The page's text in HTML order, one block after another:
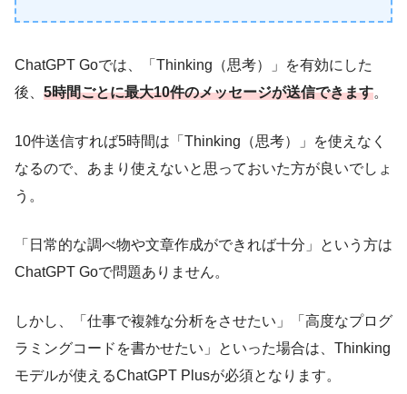
ChatGPT Goでは、「Thinking（思考）」を有効にした
後、 5時間ごとに最大10件のメッセージが送信できます。
10件送信すれば5時間は「Thinking（思考）」を使えなく
なるので、あまり使えないと思っておいた方が良いでしょ
う。
「日常的な調べ物や文章作成ができれば十分」という方は
ChatGPT Goで問題ありません。
しかし、「仕事で複雑な分析をさせたい」「高度なプログ
ラミングコードを書かせたい」といった場合は、Thinking
モデルが使えるChatGPT Plusが必須となります。